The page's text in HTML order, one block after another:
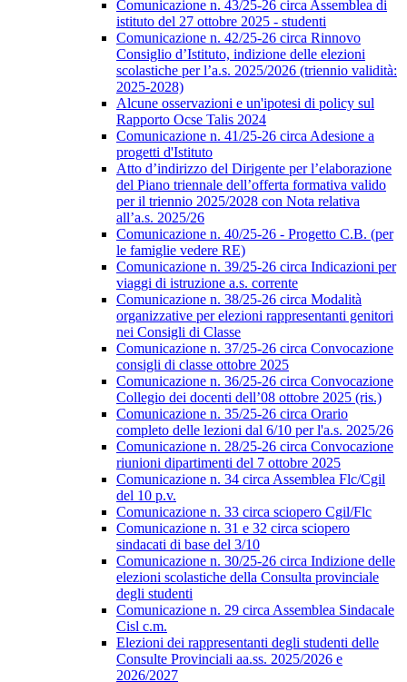
Comunicazione n. 43/25-26 circa Assemblea di
istituto del 27 ottobre 2025 - studenti
Comunicazione n. 42/25-26 circa Rinnovo
Consiglio d’Istituto, indizione delle elezioni
scolastiche per l’a.s. 2025/2026 (triennio validità:
2025-2028)
Alcune osservazioni e un'ipotesi di policy sul
Rapporto Ocse Talis 2024
Comunicazione n. 41/25-26 circa Adesione a
progetti d'Istituto
Atto d’indirizzo del Dirigente per l’elaborazione
del Piano triennale dell’offerta formativa valido
per il triennio 2025/2028 con Nota relativa
all’a.s. 2025/26
Comunicazione n. 40/25-26 - Progetto C.B. (per
le famiglie vedere RE)
Comunicazione n. 39/25-26 circa Indicazioni per
viaggi di istruzione a.s. corrente
Comunicazione n. 38/25-26 circa Modalità
organizzative per elezioni rappresentanti genitori
nei Consigli di Classe
Comunicazione n. 37/25-26 circa Convocazione
consigli di classe ottobre 2025
Comunicazione n. 36/25-26 circa Convocazione
Collegio dei docenti dell’08 ottobre 2025 (ris.)
Comunicazione n. 35/25-26 circa Orario
completo delle lezioni dal 6/10 per l'a.s. 2025/26
Comunicazione n. 28/25-26 circa Convocazione
riunioni dipartimenti del 7 ottobre 2025
Comunicazione n. 34 circa Assemblea Flc/Cgil
del 10 p.v.
Comunicazione n. 33 circa sciopero Cgil/Flc
Comunicazione n. 31 e 32 circa sciopero
sindacati di base del 3/10
Comunicazione n. 30/25-26 circa Indizione delle
elezioni scolastiche della Consulta provinciale
degli studenti
Comunicazione n. 29 circa Assemblea Sindacale
Cisl c.m.
Elezioni dei rappresentanti degli studenti delle
Consulte Provinciali aa.ss. 2025/2026 e
2026/2027